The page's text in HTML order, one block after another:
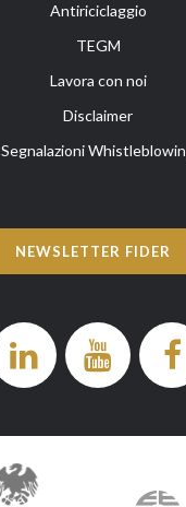
Antiriciclaggio
TEGM
Lavora con noi
Disclaimer
Segnalazioni Whistleblowing
NEWSLETTER FIDER